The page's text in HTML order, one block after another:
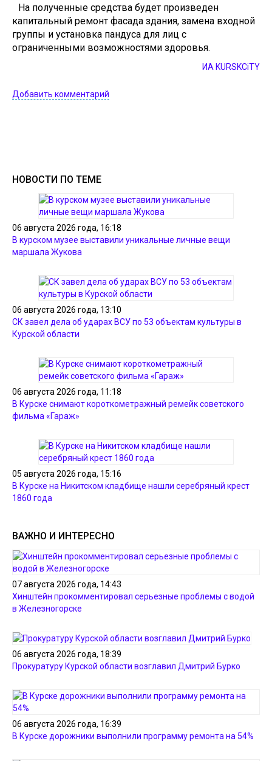
На полученные средства будет произведен
капитальный ремонт фасада здания, замена входной
группы и установка пандуса для лиц с
ограниченными возможностями здоровья.
ИА KURSKCiTY
Добавить комментарий
НОВОСТИ ПО ТЕМЕ
06 августа 2026 года, 16:18
В курском музее выставили уникальные личные вещи
маршала Жукова
06 августа 2026 года, 13:10
СК завел дела об ударах ВСУ по 53 объектам культуры в
Курской области
06 августа 2026 года, 11:18
В Курске снимают короткометражный ремейк советского
фильма «Гараж»
05 августа 2026 года, 15:16
В Курске на Никитском кладбище нашли серебряный крест
1860 года
ВАЖНО И ИНТЕРЕСНО
07 августа 2026 года, 14:43
Хинштейн прокомментировал серьезные проблемы с водой
в Железногорске
06 августа 2026 года, 18:39
Прокуратуру Курской области возглавил Дмитрий Бурко
06 августа 2026 года, 16:39
В Курске дорожники выполнили программу ремонта на 54%